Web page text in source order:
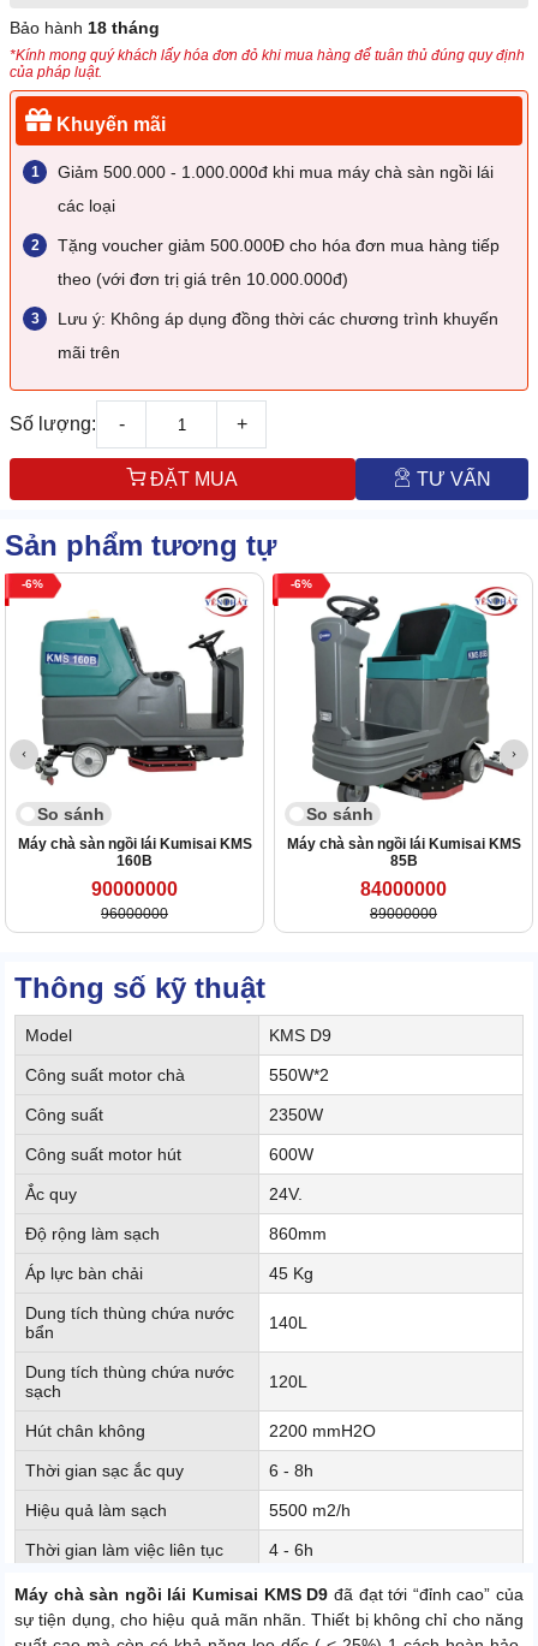
Bảo hành 18 tháng
*Kính mong quý khách lấy hóa đơn đỏ khi mua hàng để tuân thủ đúng quy định
của pháp luật.
Khuyến mãi
Giảm 500.000 - 1.000.000đ khi mua máy chà sàn ngồi lái
các loại
Tặng voucher giảm 500.000Đ cho hóa đơn mua hàng tiếp
theo (với đơn trị giá trên 10.000.000đ)
Lưu ý: Không áp dụng đồng thời các chương trình khuyến
mãi trên
Số lượng: - +
ĐẶT MUA TƯ VẤN
Sản phẩm tương tự
6
So sánh
Máy chà sàn ngồi lái Kumisai KMS
160B
90000000
96000000
6
So sánh
Máy chà sàn ngồi lái Kumisai KMS
85B
84000000
89000000
Thông số kỹ thuật
Model KMS D9
Công suất motor chà 550W*2
Công suất 2350W
Công suất motor hút 600W
Ắc quy 24V.
Độ rộng làm sạch 860mm
Áp lực bàn chải 45 Kg
Dung tích thùng chứa nước
bẩn
140L
Dung tích thùng chứa nước
sạch
120L
Hút chân không 2200 mmH2O
Thời gian sạc ắc quy 6 - 8h
Hiệu quả làm sạch 5500 m2/h
Thời gian làm việc liên tục 4 - 6h
Độ ồn 65dB
Khả năng leo dốc tối đa <25%
Máy chà sàn ngồi lái Kumisai KMS D9 đã đạt tới “đỉnh cao” của
sự tiện dụng, cho hiệu quả mãn nhãn. Thiết bị không chỉ cho năng